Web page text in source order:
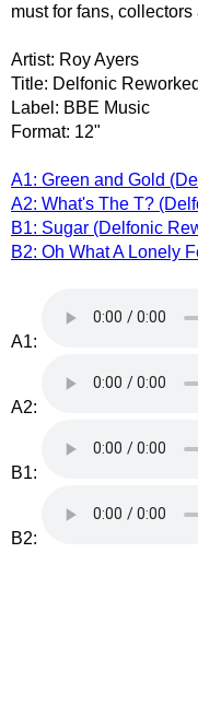
must for fans,
Artist: Roy Ayers
Title: Delfonic
Label: BBE Music
Format: 12"
A1: Green and Gold
A2: What's The T?
B1: Sugar (Delfonic
B2: Oh What A Lonely
A1:
A2:
B1:
B2: